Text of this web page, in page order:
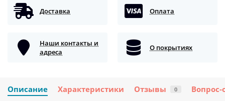
Доставка Оплата
Наши контакты и
адреса
О покрытиях
Описание Характеристики Отзывы 0 Вопрос-